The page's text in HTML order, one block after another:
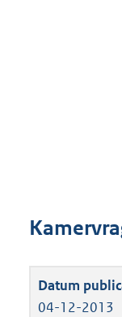
04-12-2013